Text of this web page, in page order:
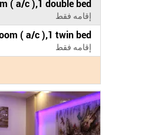
( a/c ),1 double bed
إقامه فقط
الفندق
( a/c ),1 twin bed
إقامه فقط
الدفع
الفندق